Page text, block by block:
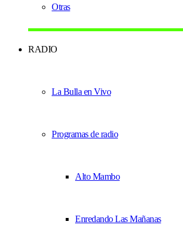
Otras
RADIO
La Bulla en Vivo
Programas de radio
Alto Mambo
Enredando Las Mañanas